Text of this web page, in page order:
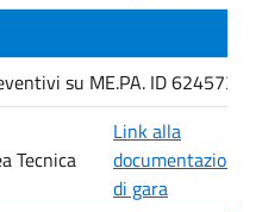
su ME.PA. ID 6245735
Tecnica
Link alla
documentazione
di gara